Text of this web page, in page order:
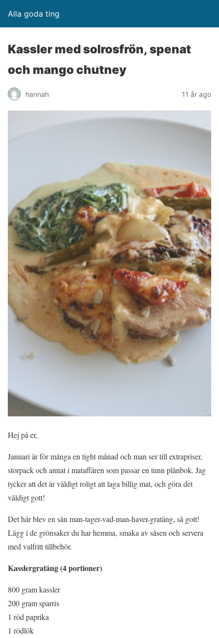
Alla goda ting
Kassler med solrosfrön, spenat
och mango chutney
hannah 11 år ago
Hej på er,
Januari är för många en tight månad och man ser till extrapriser,
storpack och annat i mataffären som passar en tunn plånbok. Jag
tycker att det är väldigt roligt att laga billig mat, och göra det
väldigt gott!
Det här blev en sån man-tager-vad-man-haver-gratäng, så gott!
Lägg i de grönsaker du har hemma, smaka av såsen och servera
med valfritt tillbehör.
Kasslergratäng (4 portioner)
800 gram kassler
200 gram sparris
1 röd paprika
1 rödlök